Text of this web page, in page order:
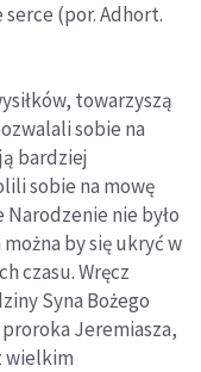
(por. Adhort.
towarzyszą
sobie na
bardziej
sobie na mowę
nie było
by się ukryć w
czasu. Wręcz
Syna Bożego
Jeremiasza,
wielkim